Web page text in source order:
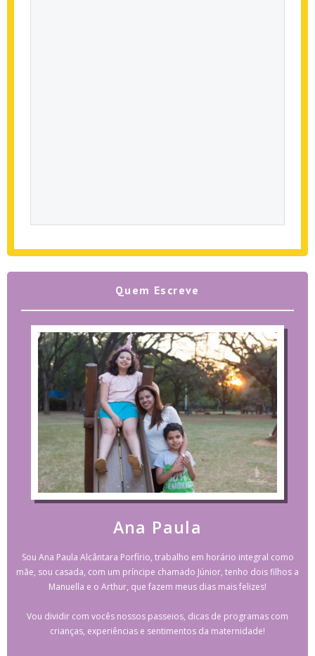
Quem Escreve
Ana Paula
Sou Ana Paula Alcântara Porfírio, trabalho em horário integral como
mãe, sou casada, com um príncipe chamado Júnior, tenho dois filhos a
Manuella e o Arthur, que fazem meus dias mais felizes!
Vou dividir com vocês nossos passeios, dicas de programas com
crianças, experiências e sentimentos da maternidade!